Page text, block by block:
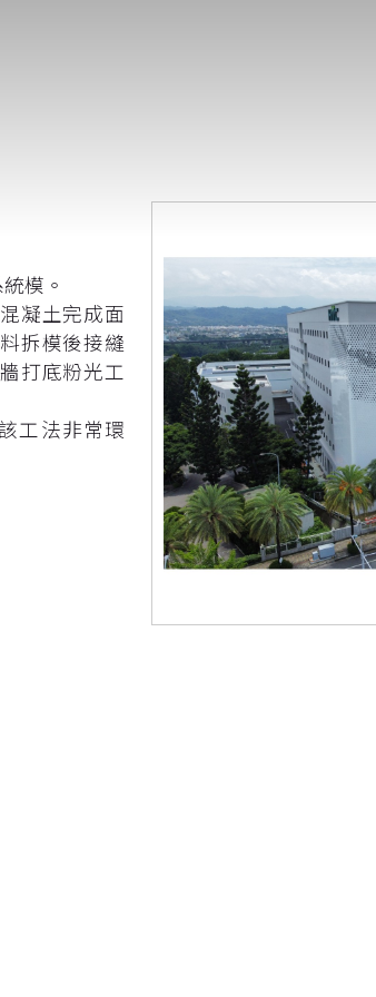
模。
凝土完成面
拆模後接縫
打底粉光工
工法非常環